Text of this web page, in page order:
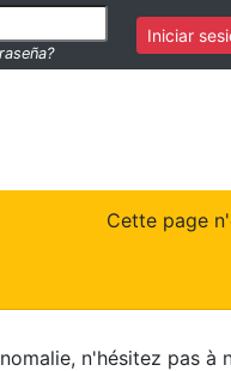
Iniciar
Cette page
n'hésitez pas à